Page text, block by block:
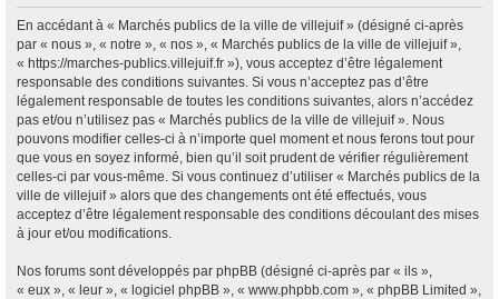
h
En accédant à « Marchés publics de la ville de villejuif » (désigné ci-après
par « nous », « notre », « nos », « Marchés publics de la ville de villejuif »,
« https://marches-publics.villejuif.fr »), vous acceptez d’être légalement
responsable des conditions suivantes. Si vous n’acceptez pas d’être
légalement responsable de toutes les conditions suivantes, alors n’accédez
pas et/ou n’utilisez pas « Marchés publics de la ville de villejuif ». Nous
pouvons modifier celles-ci à n’importe quel moment et nous ferons tout pour
que vous en soyez informé, bien qu’il soit prudent de vérifier régulièrement
celles-ci par vous-même. Si vous continuez d’utiliser « Marchés publics de la
ville de villejuif » alors que des changements ont été effectués, vous
acceptez d’être légalement responsable des conditions découlant des mises
à jour et/ou modifications.
Nos forums sont développés par phpBB (désigné ci-après par « ils »,
« eux », « leur », « logiciel phpBB », « www.phpbb.com », « phpBB Limited »,